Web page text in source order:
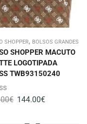
SHOPPER, BOLSOS GRANDES
SHOPPER MACUTO
LOGOTIPADA
TWB93150240
€ 144.00€